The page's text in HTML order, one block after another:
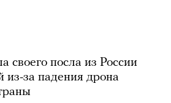
своего посла из России
из-за падения дрона